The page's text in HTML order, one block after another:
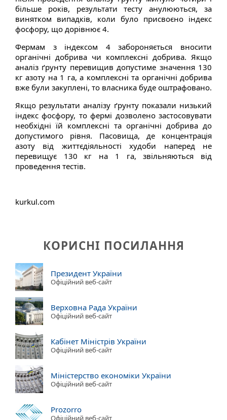
більше років, результати тесту анулюються, за
винятком випадків, коли було присвоєно індекс
фосфору, що дорівнює 4.
Фермам з індексом 4 забороняється вносити
органічні добрива чи комплексні добрива. Якщо
аналіз ґрунту перевищив допустиме значення 130
кг азоту на 1 га, а комплексні та органічні добрива
вже були закуплені, то власника буде оштрафовано.
Якщо результати аналізу ґрунту показали низький
індекс фосфору, то фермі дозволено застосовувати
необхідні їй комплексні та органічні добрива до
допустимого рівня. Пасовища, де концентрація
азоту від життєдіяльності худоби наперед не
перевищує 130 кг на 1 га, звільняються від
проведення тестів.
kurkul.com
КОРИСНІ ПОСИЛАННЯ
Президент України
Офіційний веб-сайт
Верховна Рада України
Офіційний веб-сайт
Кабінет Міністрів України
Офіційний веб-сайт
Міністерство економіки України
Офіційний веб-сайт
Prozorro
Офіційний веб-сайт